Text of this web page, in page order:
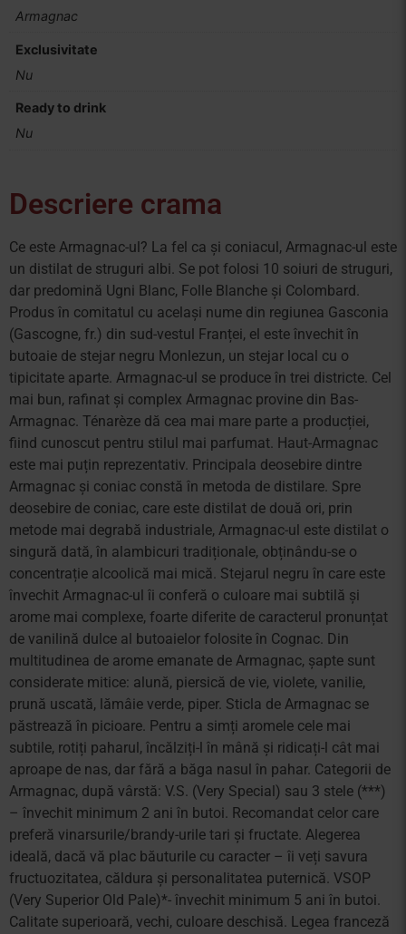
Armagnac
Exclusivitate
Nu
Ready to drink
Nu
Descriere crama
Ce este Armagnac-ul? La fel ca și coniacul, Armagnac-ul este
un distilat de struguri albi. Se pot folosi 10 soiuri de struguri,
dar predomină Ugni Blanc, Folle Blanche și Colombard.
Produs în comitatul cu același nume din regiunea Gasconia
(Gascogne, fr.) din sud-vestul Franței, el este învechit în
butoaie de stejar negru Monlezun, un stejar local cu o
tipicitate aparte. Armagnac-ul se produce în trei districte. Cel
mai bun, rafinat și complex Armagnac provine din Bas-
Armagnac. Ténarèze dă cea mai mare parte a producției,
fiind cunoscut pentru stilul mai parfumat. Haut-Armagnac
este mai puțin reprezentativ. Principala deosebire dintre
Armagnac și coniac constă în metoda de distilare. Spre
deosebire de coniac, care este distilat de două ori, prin
metode mai degrabă industriale, Armagnac-ul este distilat o
singură dată, în alambicuri tradiționale, obținându-se o
concentrație alcoolică mai mică. Stejarul negru în care este
învechit Armagnac-ul îi conferă o culoare mai subtilă și
arome mai complexe, foarte diferite de caracterul pronunțat
de vanilină dulce al butoaielor folosite în Cognac. Din
multitudinea de arome emanate de Armagnac, șapte sunt
considerate mitice: alună, piersică de vie, violete, vanilie,
prună uscată, lămâie verde, piper. Sticla de Armagnac se
păstrează în picioare. Pentru a simți aromele cele mai
subtile, rotiți paharul, încălziți-l în mână și ridicați-l cât mai
aproape de nas, dar fără a băga nasul în pahar. Categorii de
Armagnac, după vârstă: V.S. (Very Special) sau 3 stele (***)
– învechit minimum 2 ani în butoi. Recomandat celor care
preferă vinarsurile/brandy-urile tari și fructate. Alegerea
ideală, dacă vă plac băuturile cu caracter – îi veți savura
fructuozitatea, căldura și personalitatea puternică. VSOP
(Very Superior Old Pale)*- învechit minimum 5 ani în butoi.
Calitate superioară, vechi, culoare deschisă. Legea franceză